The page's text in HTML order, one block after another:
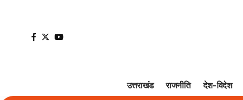
उत्तराखंड राजनीति देश-विदेश